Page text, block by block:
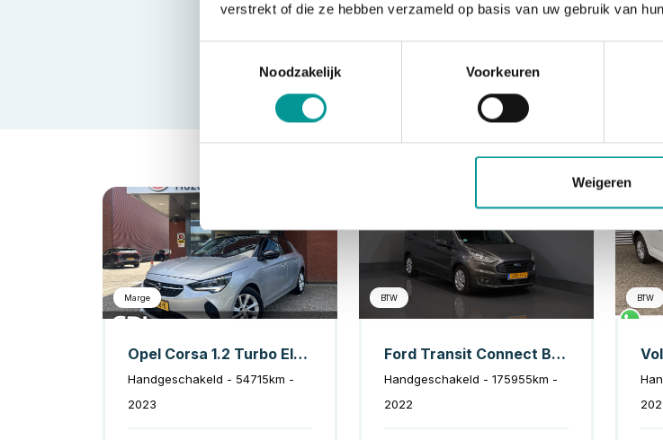
verstrekt of die ze hebben verzameld op basis van uw gebruik van
Noodzakelijk
Voorkeuren
Weigeren
Marge
Opel Corsa 1.2 Turbo Elegance // LED // NAVI + CARPLAY // HALF-LEDER // CLIMA // PDC V+A // CAMERA
Handgeschakeld - 54715km -
2023
BTW
Ford Transit Connect Bestelbus 1.5 TDCI 100 pk Trend L2 Riem V.V/ Carplay/ Camera/ Airco/ Navi/ PDC/ Trekhaak
Handgeschakeld - 175955km -
2022
BTW